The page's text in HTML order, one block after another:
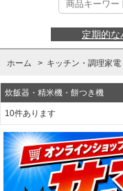
定期的
ホーム > キッチン・調理家電
炊飯器・精米機・餅つき機
10件あります